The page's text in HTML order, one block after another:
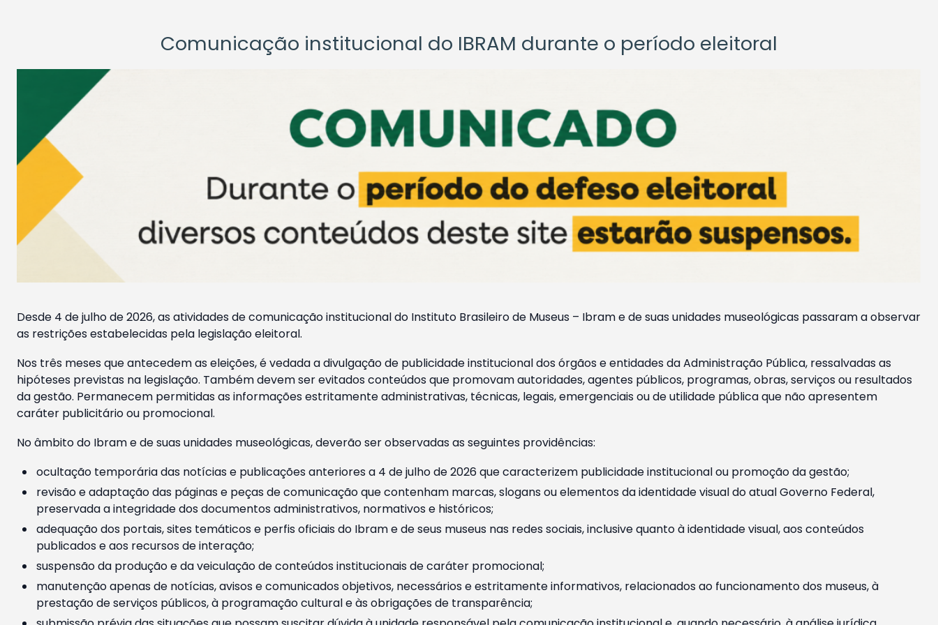
Comunicação institucional do IBRAM durante o período eleitoral
Desde 4 de julho de 2026, as atividades de comunicação institucional do Instituto Brasileiro de Museus – Ibram e de suas unidades museológicas passaram a observar
as restrições estabelecidas pela legislação eleitoral.
Nos três meses que antecedem as eleições, é vedada a divulgação de publicidade institucional dos órgãos e entidades da Administração Pública, ressalvadas as
hipóteses previstas na legislação. Também devem ser evitados conteúdos que promovam autoridades, agentes públicos, programas, obras, serviços ou resultados
da gestão. Permanecem permitidas as informações estritamente administrativas, técnicas, legais, emergenciais ou de utilidade pública que não apresentem
caráter publicitário ou promocional.
No âmbito do Ibram e de suas unidades museológicas, deverão ser observadas as seguintes providências:
ocultação temporária das notícias e publicações anteriores a 4 de julho de 2026 que caracterizem publicidade institucional ou promoção da gestão;
revisão e adaptação das páginas e peças de comunicação que contenham marcas, slogans ou elementos da identidade visual do atual Governo Federal,
preservada a integridade dos documentos administrativos, normativos e históricos;
adequação dos portais, sites temáticos e perfis oficiais do Ibram e de seus museus nas redes sociais, inclusive quanto à identidade visual, aos conteúdos
publicados e aos recursos de interação;
suspensão da produção e da veiculação de conteúdos institucionais de caráter promocional;
manutenção apenas de notícias, avisos e comunicados objetivos, necessários e estritamente informativos, relacionados ao funcionamento dos museus, à
prestação de serviços públicos, à programação cultural e às obrigações de transparência;